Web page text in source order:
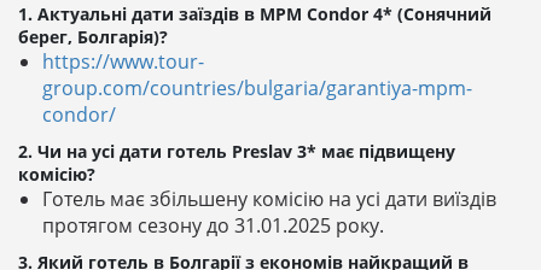
1. Актуальні дати заїздів в MPM Condor 4* (Сонячний
берег, Болгарія)?
https://www.tour-
group.com/countries/bulgaria/garantiya-mpm-
condor/
2. Чи на усі дати готель Preslav 3* має підвищену
комісію?
Готель має збільшену комісію на усі дати виїздів
протягом сезону до 31.01.2025 року.
3. Який готель в Болгарії з економів найкращий в